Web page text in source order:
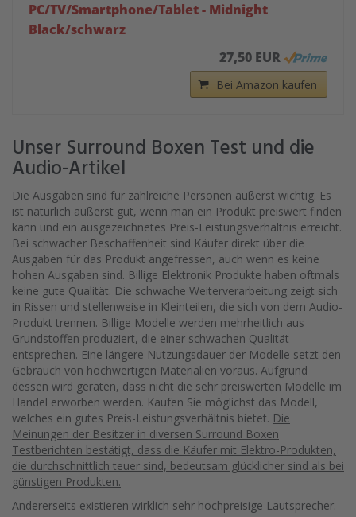
PC/TV/Smartphone/Tablet - Midnight
Black/schwarz
27,50 EUR
Bei Amazon kaufen
Unser Surround Boxen Test und die
Audio-Artikel
Die Ausgaben sind für zahlreiche Personen äußerst wichtig. Es
ist natürlich äußerst gut, wenn man ein Produkt preiswert finden
kann und ein ausgezeichnetes Preis-Leistungsverhältnis erreicht.
Bei schwacher Beschaffenheit sind Käufer direkt über die
Ausgaben für das Produkt angefressen, auch wenn es keine
hohen Ausgaben sind. Billige Elektronik Produkte haben oftmals
keine gute Qualität. Die schwache Weiterverarbeitung zeigt sich
in Rissen und stellenweise in Kleinteilen, die sich von dem Audio-
Produkt trennen. Billige Modelle werden mehrheitlich aus
Grundstoffen produziert, die einer schwachen Qualität
entsprechen. Eine längere Nutzungsdauer der Modelle setzt den
Gebrauch von hochwertigen Materialien voraus. Aufgrund
dessen wird geraten, dass nicht die sehr preiswerten Modelle im
Handel erworben werden. Kaufen Sie möglichst das Modell,
welches ein gutes Preis-Leistungsverhältnis bietet. Die
Meinungen der Besitzer in diversen Surround Boxen
Testberichten bestätigt, dass die Käufer mit Elektro-Produkten,
die durchschnittlich teuer sind, bedeutsam glücklicher sind als bei
günstigen Produkten.
Andererseits existieren wirklich sehr hochpreisige Lautsprecher.